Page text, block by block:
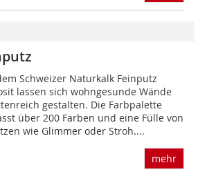
Schweizer Naturkalk Feinputz
lassen sich wohngesunde Wände
gestalten. Die Farbpalette
über 200 Farben und eine Fülle von
wie Glimmer oder Stroh....
mehr